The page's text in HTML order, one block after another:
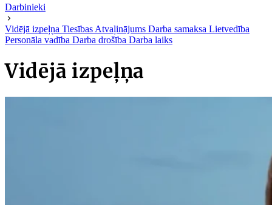
Darbinieki
Vidējā izpeļņa Tiesības Atvaļinājums Darba samaksa Lietvedība
Personāla vadība Darba drošība Darba laiks
Vidējā izpeļņa